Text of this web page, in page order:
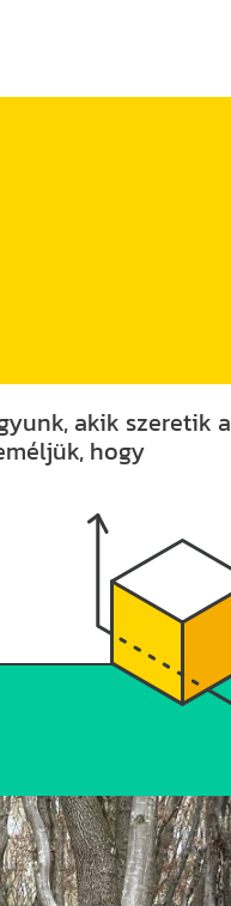
akik szeretik a
hogy